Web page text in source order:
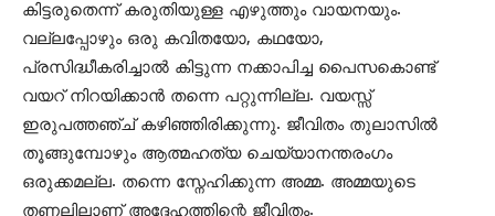
കിട്ടരുതെന്ന് കരുതിയുള്ള എഴുത്തും വായനയും.
വല്ലപ്പോഴും ഒരു കവിതയോ, കഥയോ,
പ്രസിദ്ധീകരിച്ചാൽ കിട്ടുന്ന നക്കാപിച്ച പൈസകൊണ്ട്
വയറ് നിറയിക്കാൻ തന്നെ പറ്റുന്നില്ല. വയസ്സ്
ഇരുപത്തഞ്ച് കഴിഞ്ഞിരിക്കുന്നു. ജീവിതം തുലാസിൽ
തൂങ്ങുമ്പോഴും ആത്മഹത്യ ചെയ്യാനന്തരംഗം
ഒരുക്കമല്ല. തന്നെ സ്നേഹിക്കുന്ന അമ്മ. അമ്മയുടെ
തണലിലാണ് അദ്ദേഹത്തിന്റെ ജീവിതം.